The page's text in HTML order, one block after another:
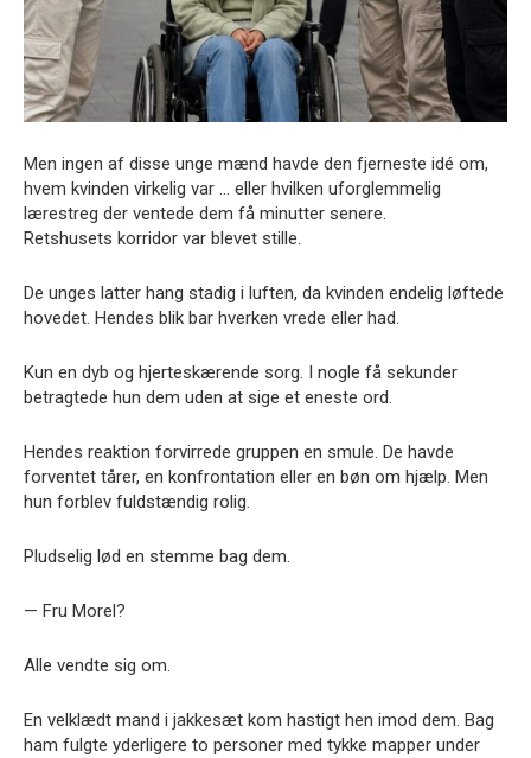
Men ingen af disse unge mænd havde den fjerneste idé om,
hvem kvinden virkelig var … eller hvilken uforglemmelig
lærestreg der ventede dem få minutter senere.
Retshusets korridor var blevet stille.
De unges latter hang stadig i luften, da kvinden endelig løftede
hovedet. Hendes blik bar hverken vrede eller had.
Kun en dyb og hjerteskærende sorg. I nogle få sekunder
betragtede hun dem uden at sige et eneste ord.
Hendes reaktion forvirrede gruppen en smule. De havde
forventet tårer, en konfrontation eller en bøn om hjælp. Men
hun forblev fuldstændig rolig.
Pludselig lød en stemme bag dem.
— Fru Morel?
Alle vendte sig om.
En velklædt mand i jakkesæt kom hastigt hen imod dem. Bag
ham fulgte yderligere to personer med tykke mapper under